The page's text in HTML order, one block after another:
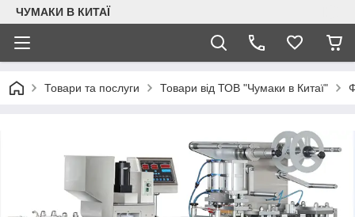
ЧУМАКИ В КИТАЇ
Товари та послуги Товари від ТОВ "Чумаки в Китаї"